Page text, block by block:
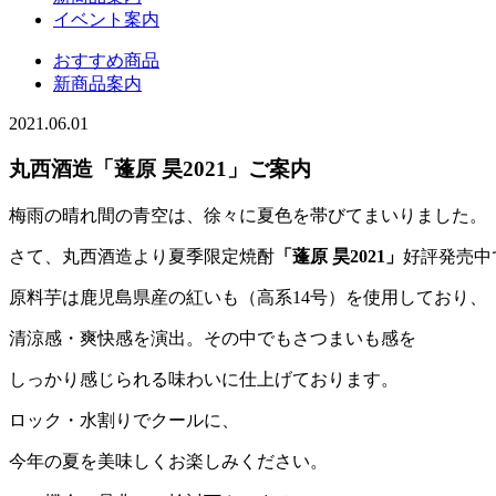
イベント案内
おすすめ商品
新商品案内
2021.06.01
丸西酒造「蓬原 昊2021」ご案内
梅雨の晴れ間の青空は、徐々に夏色を帯びてまいりました。
さて、丸西酒造より夏季限定焼酎 「蓬原 昊2021」 好評発売中
原料芋は鹿児島県産の紅いも（高系14号）を使用しており、
清涼感・爽快感を演出。その中でもさつまいも感を
しっかり感じられる味わいに仕上げております。
ロック・水割りでクールに、
今年の夏を美味しくお楽しみください。